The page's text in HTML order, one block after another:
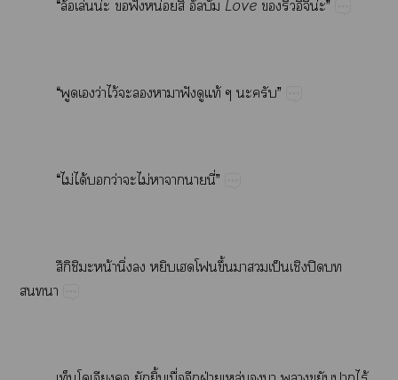
“​ล้​ล่น่​​ฟั​น่​​ั้ Love ​ิิน่”
“​​​ว่​ไว้​​​​​ฟั​​ท้​​”
“​ไม่​ได้​​ว่​​ไม่​​​​ี่”
ึิ​​น้​ิ่​​​​ึ้​​​ป็​​ปิ​​
